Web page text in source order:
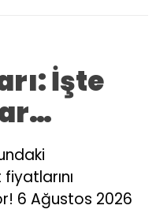
İşte
6 Ağustos 2026